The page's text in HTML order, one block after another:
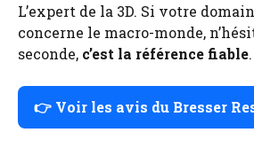
L’expert de la 3D. Si votre
concerne le macro-monde,
seconde, c’est la référence fiable.
👉 Voir les avis du Bresser